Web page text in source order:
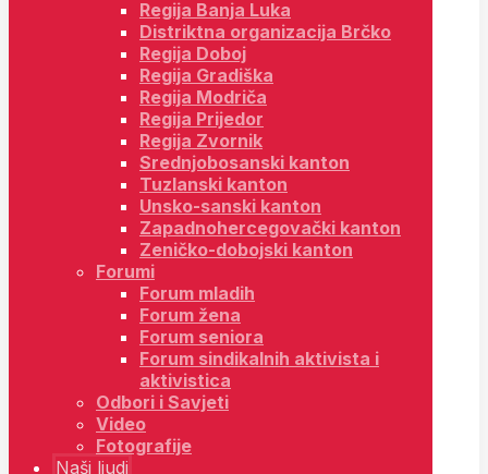
Regija Banja Luka
Distriktna organizacija Brčko
Regija Doboj
Regija Gradiška
Regija Modriča
Regija Prijedor
Regija Zvornik
Srednjobosanski kanton
Tuzlanski kanton
Unsko-sanski kanton
Zapadnohercegovački kanton
Zeničko-dobojski kanton
Forumi
Forum mladih
Forum žena
Forum seniora
Forum sindikalnih aktivista i
aktivistica
Odbori i Savjeti
Video
Fotografije
Naši ljudi